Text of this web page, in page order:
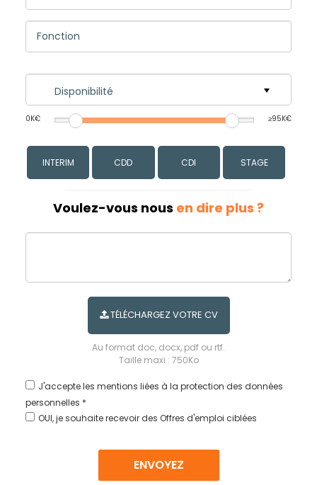
0K€ ≥95K€
INTERIM CDD CDI STAGE
Voulez-vous nous en dire plus ?
TÉLÉCHARGEZ VOTRE CV
Au format doc, docx, pdf ou rtf.
Taille maxi : 750Ko
J'accepte les mentions liées à la protection des données
personnelles *
OUI, je souhaite recevoir des Offres d'emploi ciblées
ENVOYEZ